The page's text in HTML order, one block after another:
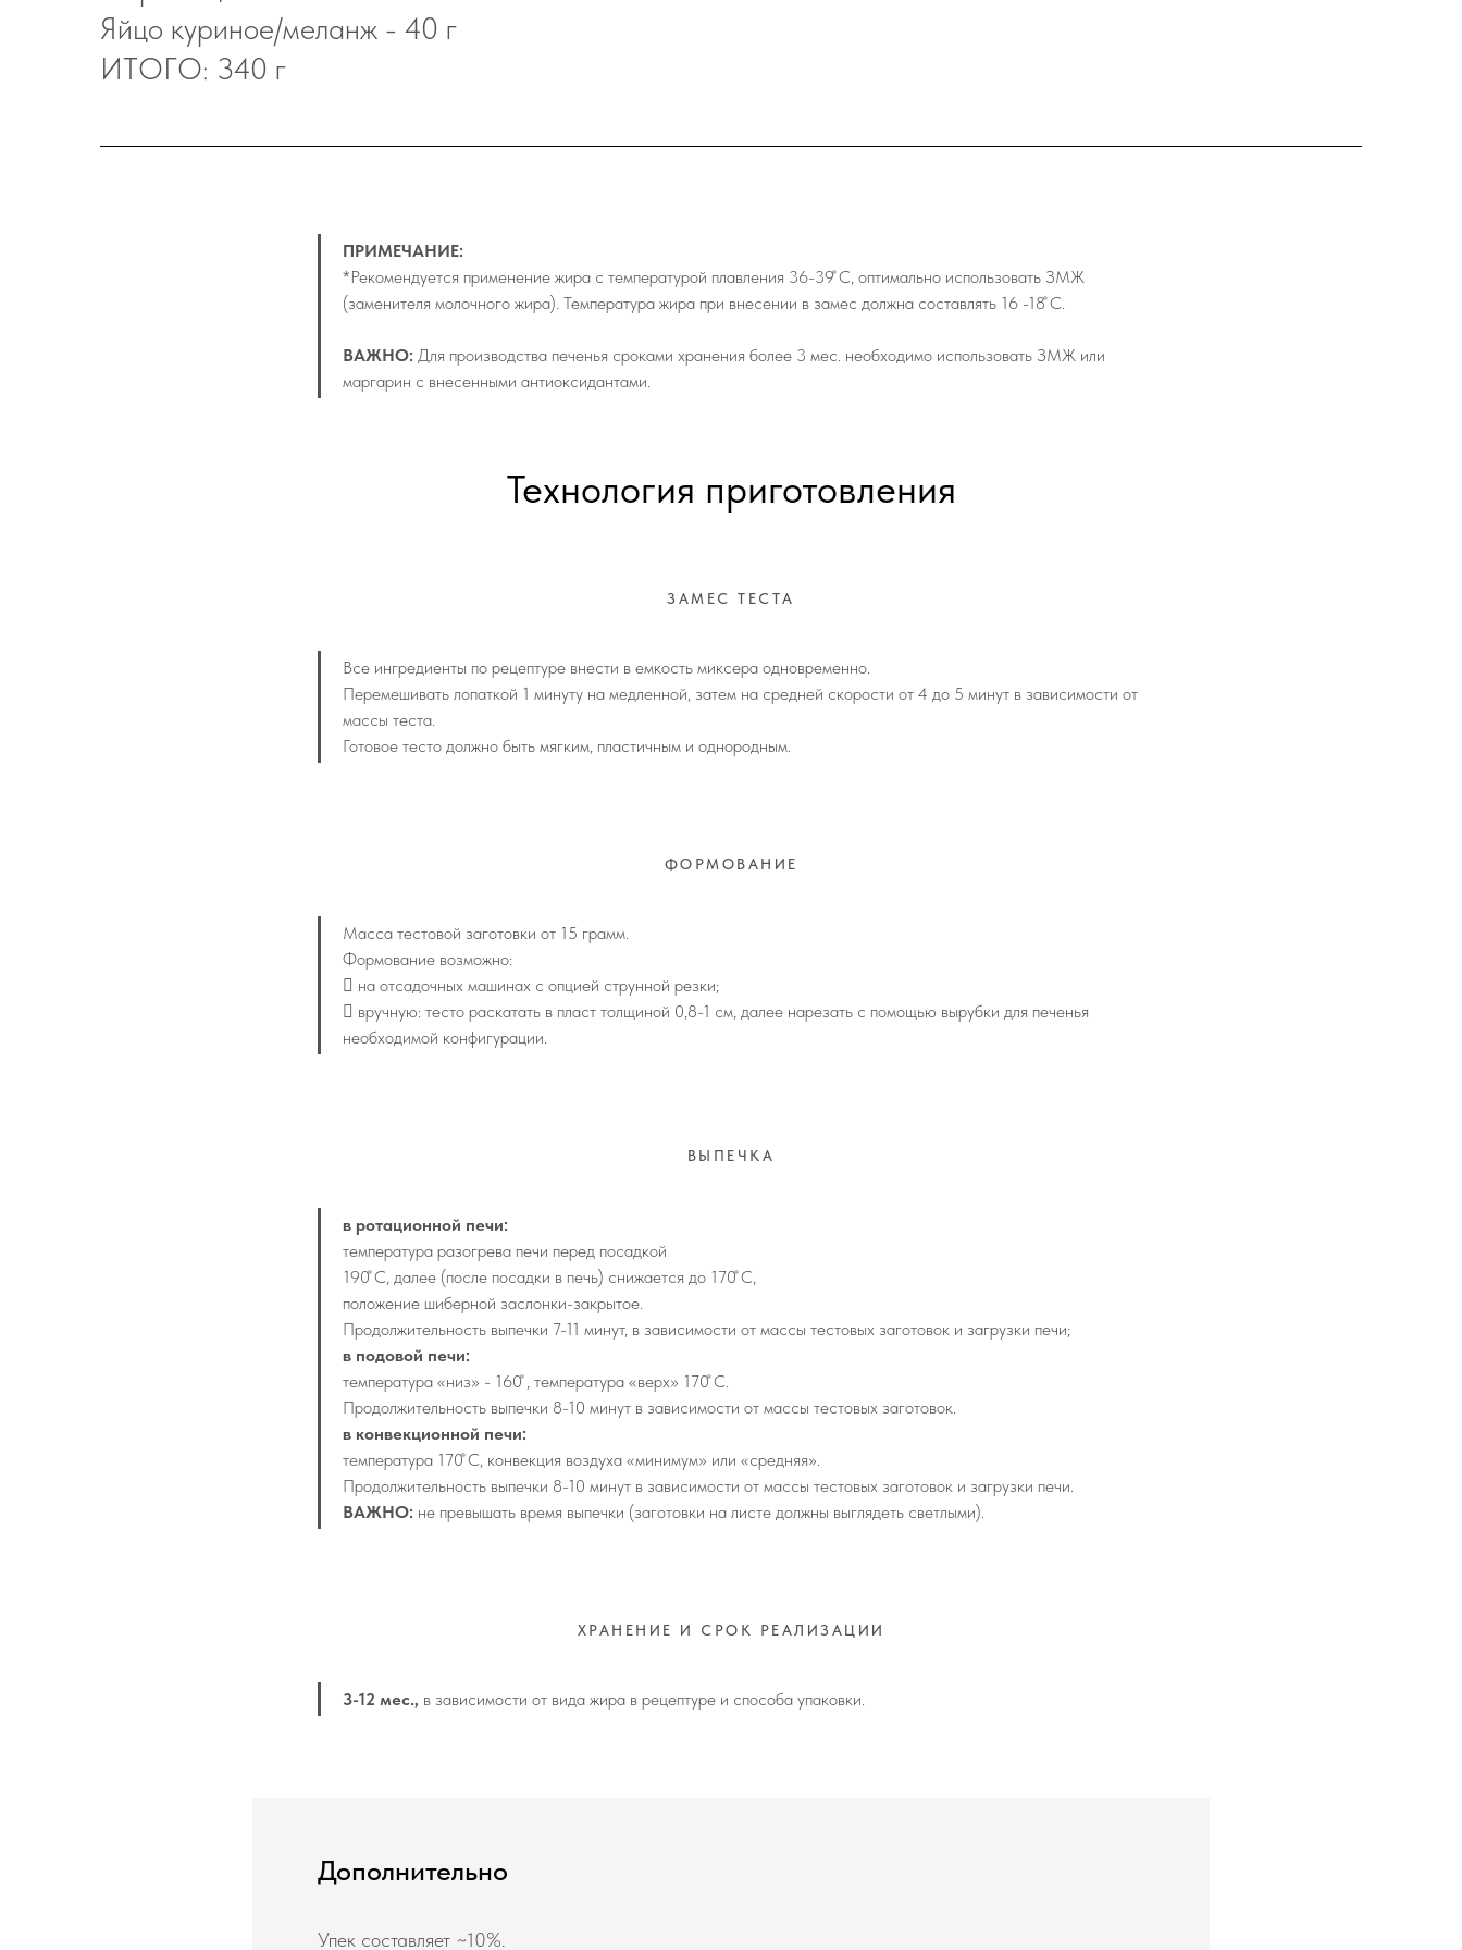
Яйцо куриное/меланж - 40 г
ИТОГО: 340 г
ПРИМЕЧАНИЕ:
*Рекомендуется применение жира с температурой плавления 36-39 ̊С, оптимально использовать ЗМЖ
(заменителя молочного жира). Температура жира при внесении в замес должна составлять 16 -18 ̊С.
ВАЖНО: Для производства печенья сроками хранения более 3 мес. необходимо использовать ЗМЖ или
маргарин с внесенными антиоксидантами.
Технология приготовления
ЗАМЕС ТЕСТА
Все ингредиенты по рецептуре внести в емкость миксера одновременно.
Перемешивать лопаткой 1 минуту на медленной, затем на средней скорости от 4 до 5 минут в зависимости от
массы теста.
Готовое тесто должно быть мягким, пластичным и однородным.
ФОРМОВАНИЕ
Масса тестовой заготовки от 15 грамм.
Формование возможно:
 на отсадочных машинах с опцией струнной резки;
 вручную: тесто раскатать в пласт толщиной 0,8-1 см, далее нарезать с помощью вырубки для печенья
необходимой конфигурации.
ВЫПЕЧКА
в ротационной печи:
температура разогрева печи перед посадкой
190 ̊С, далее (после посадки в печь) снижается до 170 ̊С,
положение шиберной заслонки-закрытое.
Продолжительность выпечки 7-11 минут, в зависимости от массы тестовых заготовок и загрузки печи;
в подовой печи:
температура «низ» - 160 ̊, температура «верх» 170 ̊С.
Продолжительность выпечки 8-10 минут в зависимости от массы тестовых заготовок.
в конвекционной печи:
температура 170 ̊С, конвекция воздуха «минимум» или «средняя».
Продолжительность выпечки 8-10 минут в зависимости от массы тестовых заготовок и загрузки печи.
ВАЖНО: не превышать время выпечки (заготовки на листе должны выглядеть светлыми).
ХРАНЕНИЕ И СРОК РЕАЛИЗАЦИИ
3-12 мес., в зависимости от вида жира в рецептуре и способа упаковки.
Дополнительно
Упек составляет ~10%.